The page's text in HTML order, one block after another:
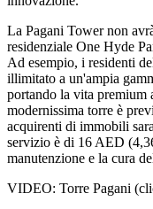
La Pagani Tower non
residenziale One Hyde
Ad esempio, i residenti
illimitato a un'ampia
portando la vita premium
modernissima torre è
acquirenti di immobili
servizio è di 16 AED
manutenzione e la cura
VIDEO: Torre Pagani